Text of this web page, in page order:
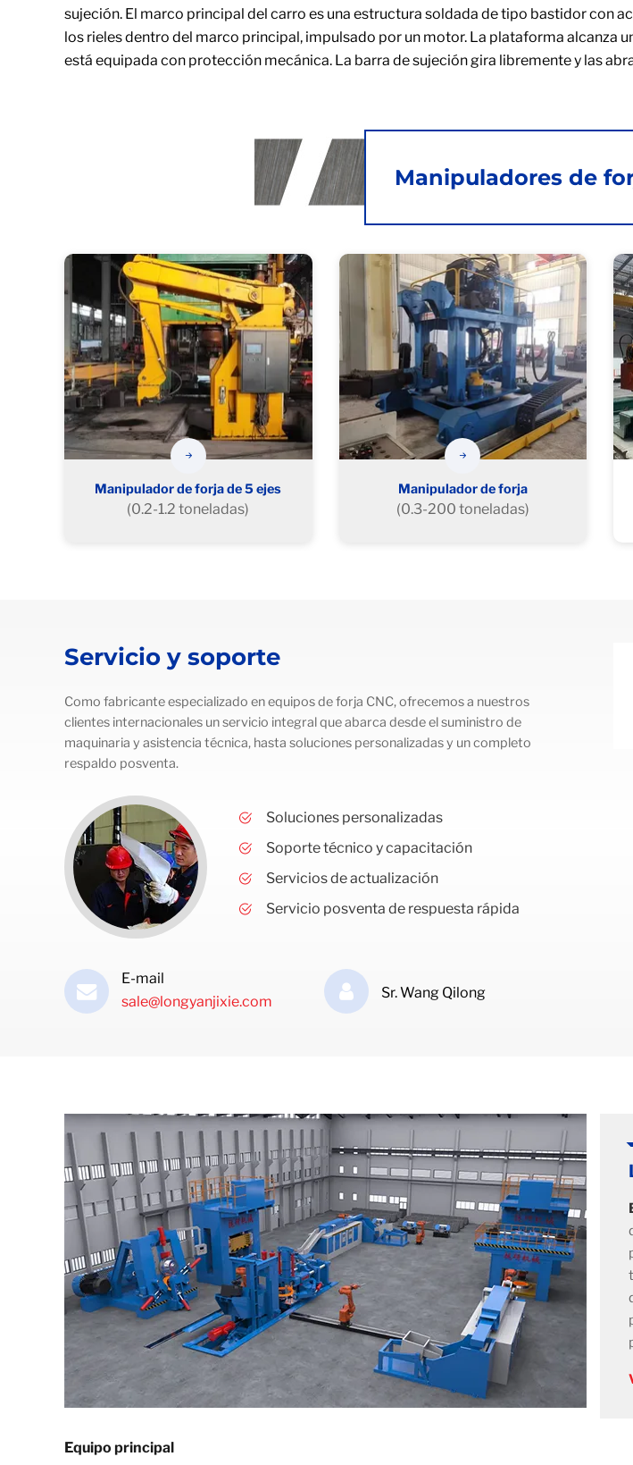
sujeción. El marco principal del carro es una estructura soldada de tipo bastidor con
los rieles dentro del marco principal, impulsado por un motor. La plataforma alcanza
está equipada con protección mecánica. La barra de sujeción gira libremente y las
Manipuladores de
Manipulador de forja de 5 ejes
(0.2-1.2 toneladas)
Manipulador de forja
(0.3-200 toneladas)
Servicio y soporte
Como fabricante especializado en equipos de forja CNC, ofrecemos a nuestros
clientes internacionales un servicio integral que abarca desde el suministro de
maquinaria y asistencia técnica, hasta soluciones personalizadas y un completo
respaldo posventa.
Soluciones personalizadas
Soporte técnico y capacitación
Servicios de actualización
Servicio posventa de respuesta rápida
E-mail
sale@longyanjixie.com
Sr. Wang Qilong
Equipo principal